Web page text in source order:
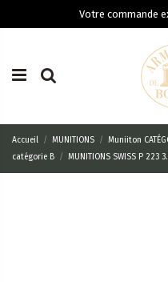
Votre commande
Accueil MUNITIONS Muniiton
catégorie B
MUNITIONS SWISS P 223